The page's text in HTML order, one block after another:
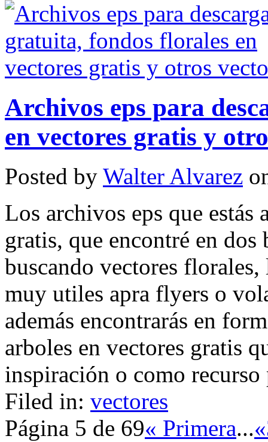
Archivos eps para
en vectores gratis y
Posted by Walter Alvarez
Los archivos eps que estás
gratis, que encontré en
buscando vectores
muy utiles apra flyers o
además encontrarás en
arboles en vectores gratis
inspiración o como
Filed in: vectores
Página 5 de 69« Primera...«